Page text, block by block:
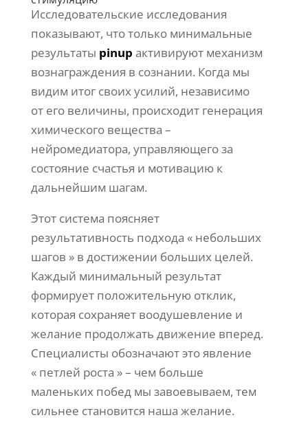
Исследовательские исследования
показывают, что только минимальные
результаты pinup активируют механизм
вознаграждения в сознании. Когда мы
видим итог своих усилий, независимо
от его величины, происходит генерация
химического вещества –
нейромедиатора, управляющего за
состояние счастья и мотивацию к
дальнейшим шагам.
Этот система поясняет
результативность подхода « небольших
шагов » в достижении больших целей.
Каждый минимальный результат
формирует положительную отклик,
которая сохраняет воодушевление и
желание продолжать движение вперед.
Специалисты обозначают это явление
« петлей роста » – чем больше
маленьких побед мы завоевываем, тем
сильнее становится наша желание.